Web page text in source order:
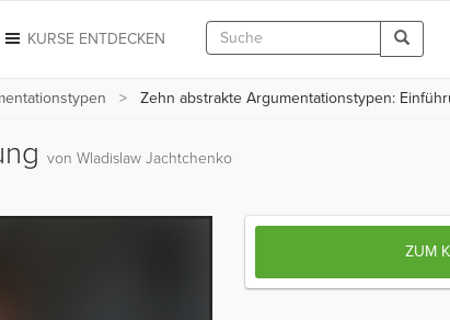
KURSE ENTDECKEN
Zehn abstrakte Argumentationstypen:
von Wladislaw Jachtchenko
ZUM